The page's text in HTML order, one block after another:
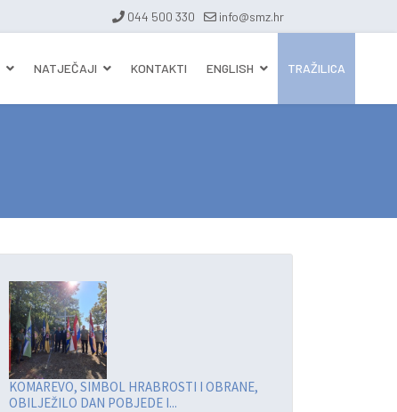
044 500 330 info@smz.hr
NATJEČAJI KONTAKTI ENGLISH TRAŽILICA
KOMAREVO, SIMBOL HRABROSTI I OBRANE,
OBILJEŽILO DAN POBJEDE I...